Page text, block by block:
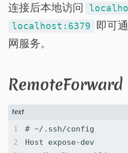
连接后本地访问
localhost:6379
即可
网服务。
RemoteForward